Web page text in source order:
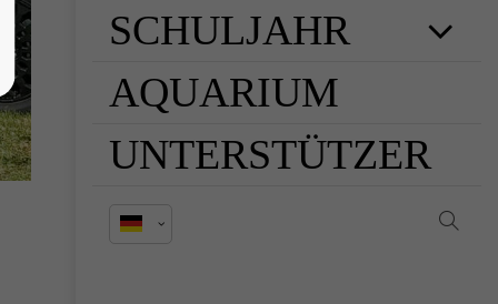
SCHULJAHR
AQUARIUM
UNTERSTÜTZER